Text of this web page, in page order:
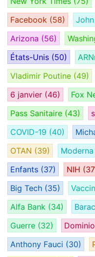
Facebook (58)
Arizona (56)
États-Unis (50)
Vladimir Poutine (49)
6 janvier (46) Fox
Pass Sanitaire (43)
COVID-19 (40)
OTAN (39) Moderna
Enfants (37) NIH
Big Tech (35)
Alfa Bank (34)
Guerre (32)
Anthony Fauci (30)